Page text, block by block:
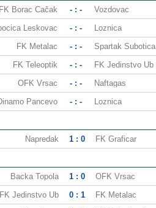
FK Borac Čačak - : - Vozdovac
Leskovac - : - Loznica
FK Metalac - : - Spartak Subotica
FK Teleoptik - : - FK Jedinstvo Ub
OFK Vrsac - : - Naftagas
Pancevo - : - Loznica
Napredak 1 : 0 FK Graficar
Backa Topola 1 : 0 OFK Vrsac
FK Jedinstvo Ub 0 : 1 FK Metalac